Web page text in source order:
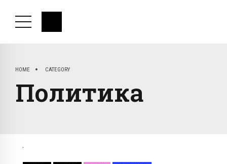
HOME CATEGORY
Политика